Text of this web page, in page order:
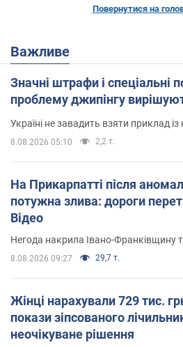
Повернутися на
Важливе
Значні штрафи і спеціальні
проблему джипінгу
Україні не завадить взяти приклад
8.08.2026 05:10 2,2 т.
На Прикарпатті після
потужна злива: дороги
Відео
Негода накрила Івано-Франківщину
8.08.2026 09:27 29,7 т.
Жінці нарахували 729 тис.
покази зіпсованого
неочікуване рішення